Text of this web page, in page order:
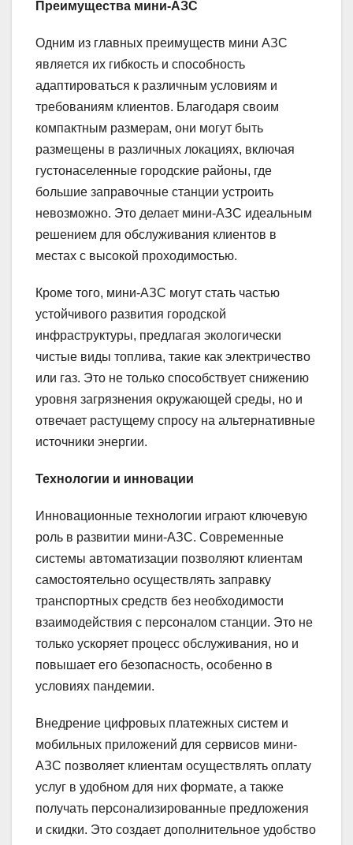
Преимущества мини-АЗС
Одним из главных преимуществ мини АЗС
является их гибкость и способность
адаптироваться к различным условиям и
требованиям клиентов. Благодаря своим
компактным размерам, они могут быть
размещены в различных локациях, включая
густонаселенные городские районы, где
большие заправочные станции устроить
невозможно. Это делает мини-АЗС идеальным
решением для обслуживания клиентов в
местах с высокой проходимостью.
Кроме того, мини-АЗС могут стать частью
устойчивого развития городской
инфраструктуры, предлагая экологически
чистые виды топлива, такие как электричество
или газ. Это не только способствует снижению
уровня загрязнения окружающей среды, но и
отвечает растущему спросу на альтернативные
источники энергии.
Технологии и инновации
Инновационные технологии играют ключевую
роль в развитии мини-АЗС. Современные
системы автоматизации позволяют клиентам
самостоятельно осуществлять заправку
транспортных средств без необходимости
взаимодействия с персоналом станции. Это не
только ускоряет процесс обслуживания, но и
повышает его безопасность, особенно в
условиях пандемии.
Внедрение цифровых платежных систем и
мобильных приложений для сервисов мини-
АЗС позволяет клиентам осуществлять оплату
услуг в удобном для них формате, а также
получать персонализированные предложения
и скидки. Это создает дополнительное удобство